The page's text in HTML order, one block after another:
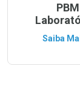
PBM
Saiba